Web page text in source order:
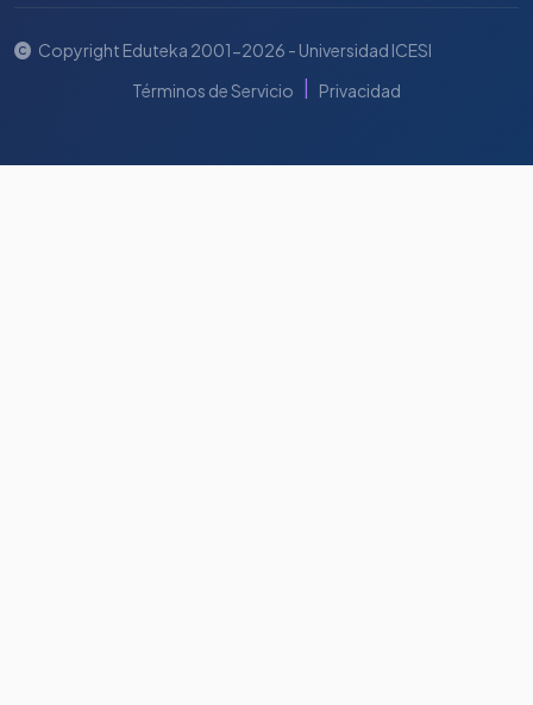
Copyright Eduteka 2001-2026 - Universidad ICESI
Términos de Servicio
Privacidad